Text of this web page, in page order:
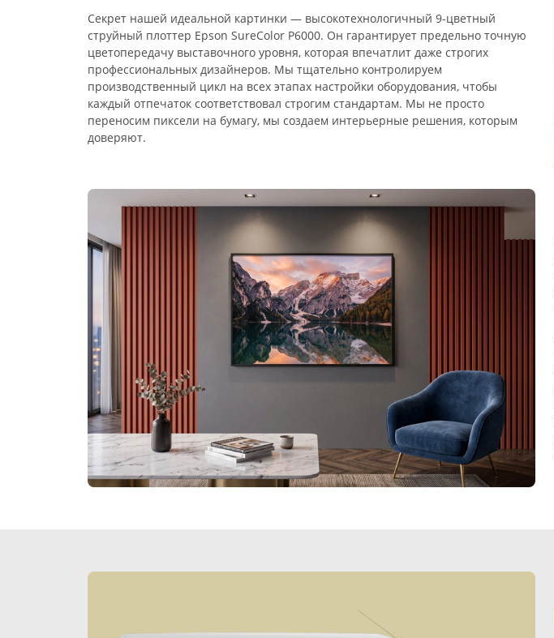
Секрет нашей идеальной картинки — высокотехнологичный 9-цветный
струйный плоттер Epson SureColor P6000. Он гарантирует предельно точную
цветопередачу выставочного уровня, которая впечатлит даже строгих
профессиональных дизайнеров. Мы тщательно контролируем
производственный цикл на всех этапах настройки оборудования, чтобы
каждый отпечаток соответствовал строгим стандартам. Мы не просто
переносим пиксели на бумагу, мы создаем интерьерные решения, которым
доверяют.